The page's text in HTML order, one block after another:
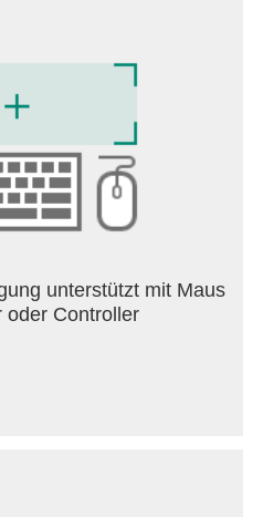
unterstützt mit Maus
oder Controller